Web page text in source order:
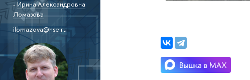
-Ирина Александровна
Ломазова
ilomazova@hse.ru